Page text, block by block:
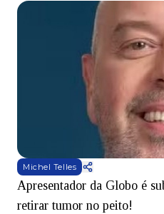
Michel Telles
Apresentador da Globo é
retirar tumor no peito!